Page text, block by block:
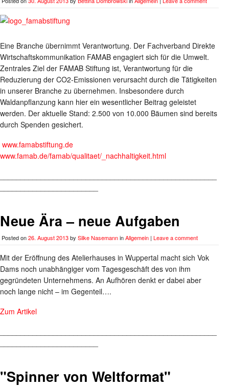
Eine Branche übernimmt Verantwortung. Der Fachverband Direkte
Wirtschaftskommunikation FAMAB engagiert sich für die Umwelt.
Zentrales Ziel der FAMAB Stiftung ist, Verantwortung für die
Reduzierung der CO2-Emissionen verursacht durch die Tätigkeiten
in unserer Branche zu übernehmen. Insbesondere durch
Waldanpflanzung kann hier ein wesentlicher Beitrag geleistet
werden. Der aktuelle Stand: 2.500 von 10.000 Bäumen sind bereits
durch Spenden gesichert.
www.famabstiftung.de
www.famab.de/famab/qualitaet/_nachhaltigkeit.html
Neue Ära – neue Aufgaben
Posted on26. August 2013by Silke NasemanninAllgemein | Leave a comment
Mit der Eröffnung des Atelierhauses in Wuppertal macht sich Vok
Dams noch unabhängiger vom Tagesgeschäft des von ihm
gegründeten Unternehmens. An Aufhören denkt er dabei aber
noch lange nicht – im Gegenteil….
Zum Artikel
"Spinner von Weltformat"